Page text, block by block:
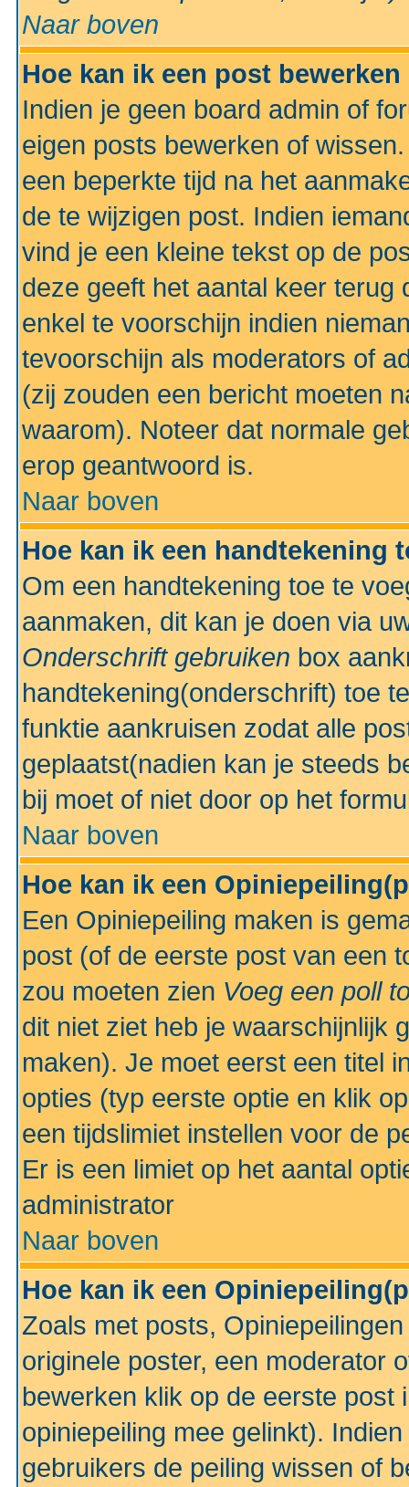
Naar boven
Hoe kan ik een post
Indien je geen board admin of
eigen posts bewerken of
een beperkte tijd na het
de te wijzigen post. Indien
vind je een kleine tekst op de
deze geeft het aantal keer terug
enkel te voorschijn indien
tevoorschijn als moderators of
(zij zouden een bericht moeten
waarom). Noteer dat normale
erop geantwoord is.
Naar boven
Hoe kan ik een handtekening
Om een handtekening toe te
aanmaken, dit kan je doen via
Onderschrift gebruiken box
handtekening(onderschrift) toe
funktie aankruisen zodat alle
geplaatst(nadien kan je steeds
bij moet of niet door op het
Naar boven
Hoe kan ik een
Een Opiniepeiling maken is
post (of de eerste post van een
zou moeten zien Voeg een poll
dit niet ziet heb je waarschijnlijk
maken). Je moet eerst een titel
opties (typ eerste optie en klik
een tijdslimiet instellen voor de
Er is een limiet op het aantal
administrator
Naar boven
Hoe kan ik een
Zoals met posts,
originele poster, een moderator
bewerken klik op de eerste post
opiniepeiling mee gelinkt).
gebruikers de peiling wissen of